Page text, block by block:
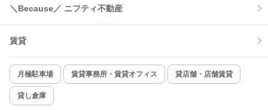
コンロ2口以上
新着のみ インターネット無料
該当件数:
＼Because／ ニフティ不動産
賃貸
月極駐車場 賃貸事務所・賃貸オフィス 貸店舗・店舗賃貸
貸し倉庫